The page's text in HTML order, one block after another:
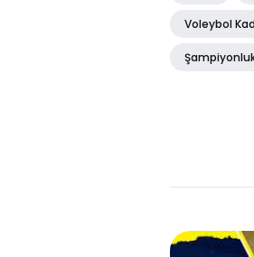
Voleybol